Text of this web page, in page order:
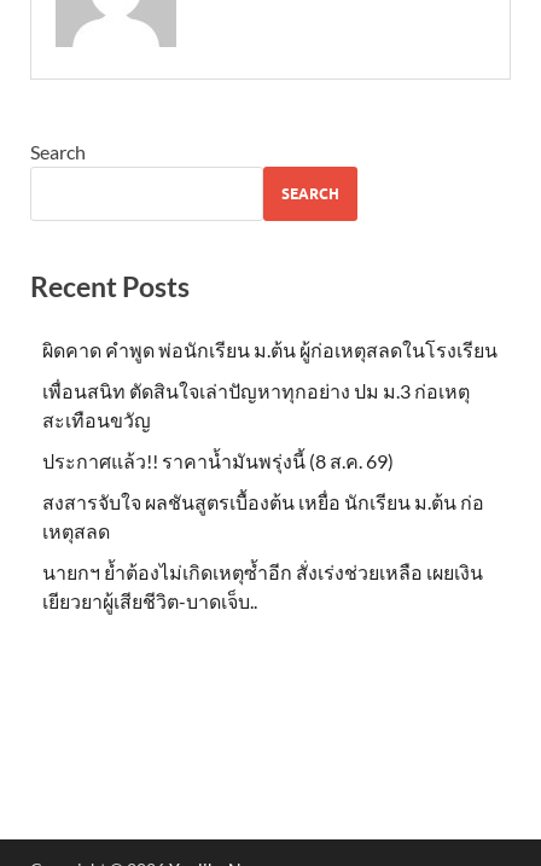
Search
SEARCH
Recent Posts
ผิดคาด คำพูด พ่อนักเรียน ม.ต้น ผู้ก่อเหตุสลดในโรงเรียน
เพื่อนสนิท ตัดสินใจเล่าปัญหาทุกอย่าง ปม ม.3 ก่อเหตุ
สะเทือนขวัญ
ประกาศแล้ว!! ราคาน้ำมันพรุ่งนี้ (8 ส.ค. 69)
สงสารจับใจ ผลชันสูตรเบื้องต้น เหยื่อ นักเรียน ม.ต้น ก่อ
เหตุสลด
นายกฯ ย้ำต้องไม่เกิดเหตุซ้ำอีก สั่งเร่งช่วยเหลือ เผยเงิน
เยียวยาผู้เสียชีวิต-บาดเจ็บ..